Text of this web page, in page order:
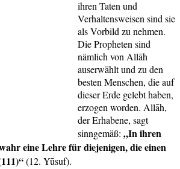
ihren Taten und
Verhaltensweisen sind sie
als Vorbild zu nehmen.
Die Propheten sind
nämlich von Allāh
auserwählt und zu den
besten Menschen, die auf
dieser Erde gelebt haben,
erzogen worden. Allāh,
der Erhabene, sagt
sinngemäß: „In ihren
eine Lehre für diejenigen, die einen
(12. Yūsuf).